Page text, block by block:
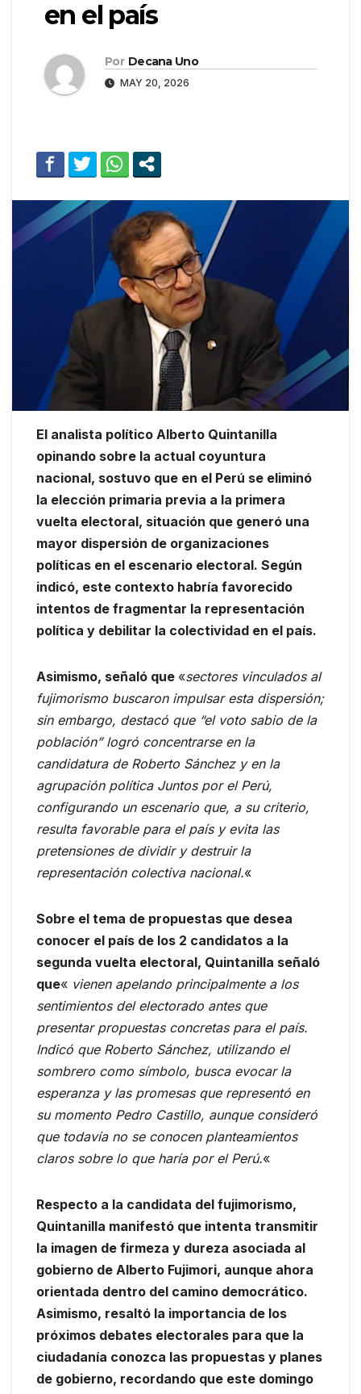
en el país
Por Decana Uno
MAY 20, 2026
El analista político Alberto Quintanilla
opinando sobre la actual coyuntura
nacional, sostuvo que en el Perú se eliminó
la elección primaria previa a la primera
vuelta electoral, situación que generó una
mayor dispersión de organizaciones
políticas en el escenario electoral. Según
indicó, este contexto habría favorecido
intentos de fragmentar la representación
política y debilitar la colectividad en el país.
Asimismo, señaló que «sectores vinculados al
fujimorismo buscaron impulsar esta dispersión;
sin embargo, destacó que “el voto sabio de la
población” logró concentrarse en la
candidatura de Roberto Sánchez y en la
agrupación política Juntos por el Perú,
configurando un escenario que, a su criterio,
resulta favorable para el país y evita las
pretensiones de dividir y destruir la
representación colectiva nacional.«
Sobre el tema de propuestas que desea
conocer el país de los 2 candidatos a la
segunda vuelta electoral, Quintanilla señaló
que« vienen apelando principalmente a los
sentimientos del electorado antes que
presentar propuestas concretas para el país.
Indicó que Roberto Sánchez, utilizando el
sombrero como símbolo, busca evocar la
esperanza y las promesas que representó en
su momento Pedro Castillo, aunque consideró
que todavía no se conocen planteamientos
claros sobre lo que haría por el Perú.«
Respecto a la candidata del fujimorismo,
Quintanilla manifestó que intenta transmitir
la imagen de firmeza y dureza asociada al
gobierno de Alberto Fujimori, aunque ahora
orientada dentro del camino democrático.
Asimismo, resaltó la importancia de los
próximos debates electorales para que la
ciudadanía conozca las propuestas y planes
de gobierno, recordando que este domingo